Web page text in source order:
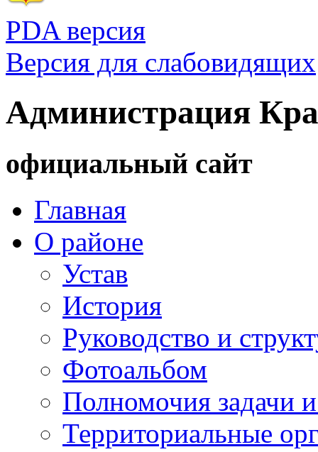
PDA версия
Версия для слабовидящих
Администрация
официальный сайт
Главная
О районе
Устав
История
Руководство и
Фотоальбом
Полномочия задачи
Территориальные